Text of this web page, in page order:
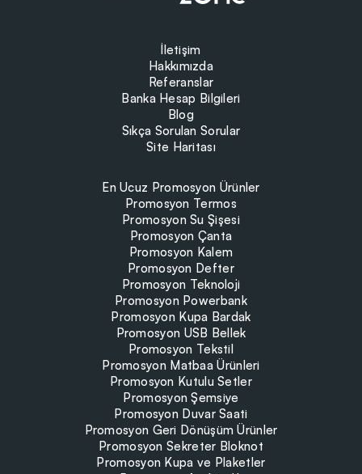
İletişim
Hakkımızda
Referanslar
Banka Hesap Bilgileri
Blog
Sıkça Sorulan Sorular
Site Haritası
En Ucuz Promosyon Ürünler
Promosyon Termos
Promosyon Su Şişesi
Promosyon Çanta
Promosyon Kalem
Promosyon Defter
Promosyon Teknoloji
Promosyon Powerbank
Promosyon Kupa Bardak
Promosyon USB Bellek
Promosyon Tekstil
Promosyon Matbaa Ürünleri
Promosyon Kutulu Setler
Promosyon Şemsiye
Promosyon Duvar Saati
Promosyon Geri Dönüşüm Ürünler
Promosyon Sekreter Bloknot
Promosyon Kupa ve Plaketler